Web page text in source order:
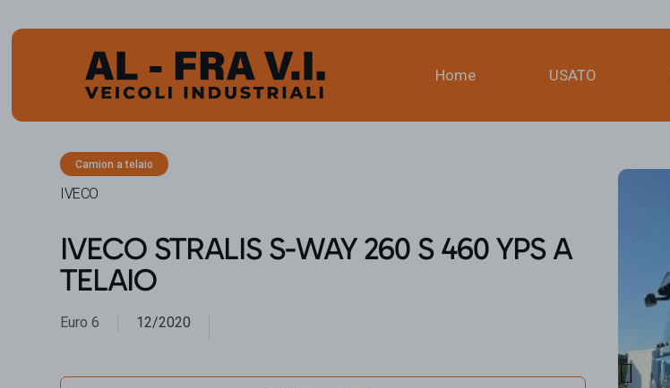
Home USATO
Camion a telaio
IVECO
IVECO STRALIS S-WAY 260 S 460 YPS A
TELAIO
Euro 6 12/2020